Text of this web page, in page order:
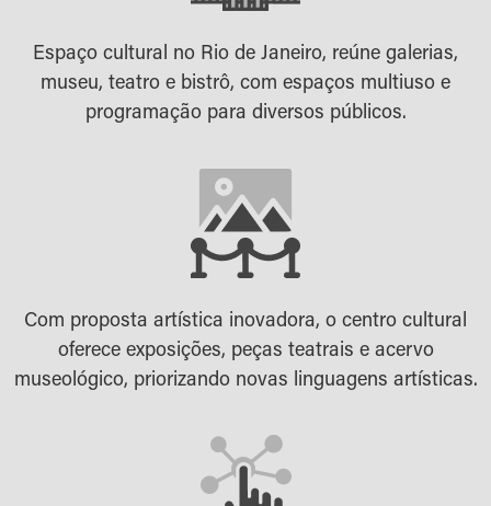
Espaço cultural no Rio de Janeiro, reúne galerias,
museu, teatro e bistrô, com espaços multiuso e
programação para diversos públicos.
Com proposta artística inovadora, o centro cultural
oferece exposições, peças teatrais e acervo
museológico, priorizando novas linguagens artísticas.